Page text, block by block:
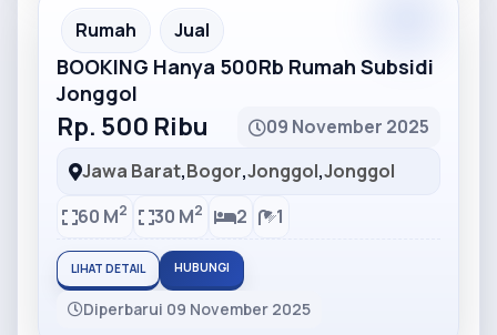
Partner Ad
Rumah Jual
BOOKING Hanya 500Rb Rumah Subsidi
Jonggol
Rp. 500 Ribu
09 November 2025
Jawa Barat,Bogor,Jonggol,Jonggol
60 M2 30 M2 2 1
LIHAT DETAIL HUBUNGI
Diperbarui 09 November 2025